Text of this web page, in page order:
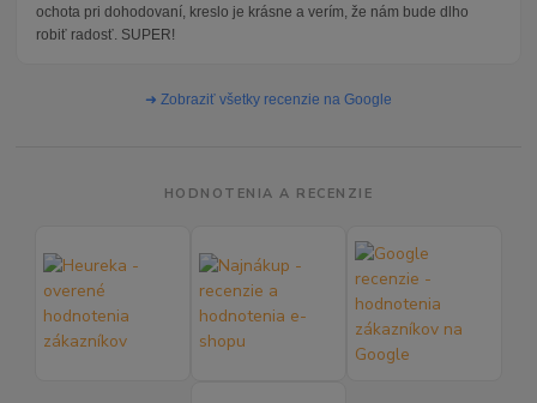
ochota pri dohodovaní, kreslo je krásne a verím, že nám bude dlho
robiť radosť. SUPER!
➜ Zobraziť všetky recenzie na Google
HODNOTENIA A RECENZIE